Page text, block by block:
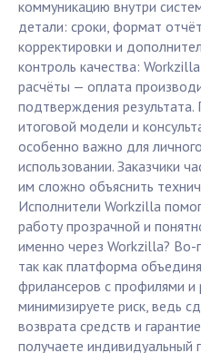
коммуникацию внутри
детали: сроки, формат
корректировки и
контроль качества:
расчёты — оплата
подтверждения
итоговой модели и
особенно важно для
использовании. Заказчики
им сложно объяснить
Исполнители Workzilla
работу прозрачной и
именно через Workzilla?
так как платформа
фрилансеров с профилями и
минимизируете риск, ведь
возврата средств и
получаете